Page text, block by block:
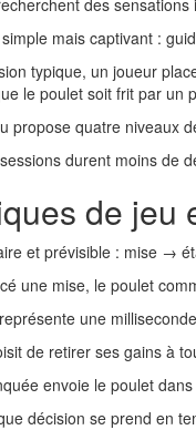
des sensations
mais captivant :
typique, un joueur
le poulet soit frit par un
propose quatre niveaux
durent moins de
de jeu
et prévisible : mise →
une mise, le poulet
une
de retirer ses gains à
envoie le poulet
décision se prend en